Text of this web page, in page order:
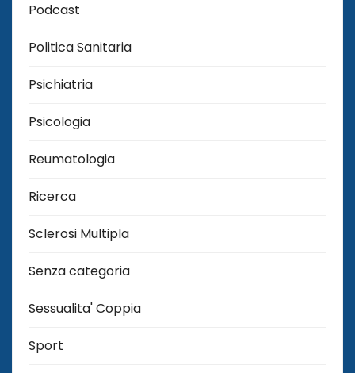
Podcast
Politica Sanitaria
Psichiatria
Psicologia
Reumatologia
Ricerca
Sclerosi Multipla
Senza categoria
Sessualita' Coppia
Sport